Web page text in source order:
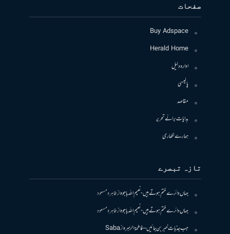
صفحات
Buy Adspace
Herald Home
ادارہ دلیل
پالیسی
مقاصد
ہدایات برائے تحریر
ہمارے لکھاری
تازہ تبصرے
جہاں دائرے ختم ہوتے ہیں- نعیم اللہ باجوہازطاہرہ مسعود
جہاں دائرے ختم ہوتے ہیں- نعیم اللہ باجوہازطاہرہ مسعود
جب جذبات خبر بن جائیں – فاطمۃالزہرہازSaba